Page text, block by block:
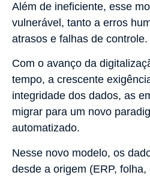
Além de ineficiente, esse
vulnerável, tanto a erros
atrasos e falhas de controle.
Com o avanço da
tempo, a crescente
integridade dos dados, as
migrar para um novo
automatizado.
Nesse novo modelo, os
desde a origem (ERP,